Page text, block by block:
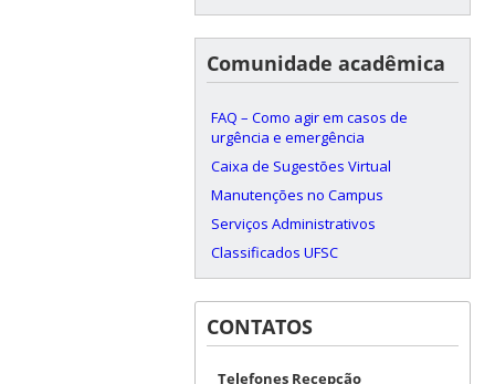
Comunidade acadêmica
FAQ – Como agir em casos de
urgência e emergência
Caixa de Sugestões Virtual
Manutenções no Campus
Serviços Administrativos
Classificados UFSC
CONTATOS
Telefones Recepção